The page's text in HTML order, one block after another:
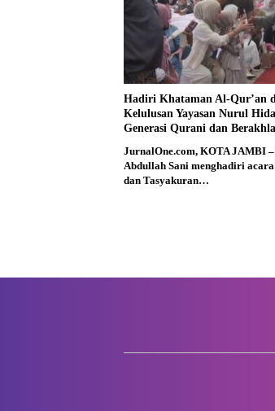
Hadiri Khataman Al-Qur’an
Kelulusan Yayasan Nurul
Generasi Qurani dan
JurnalOne.com, KOTA JAMBI
Abdullah Sani menghadiri
dan Tasyakuran…